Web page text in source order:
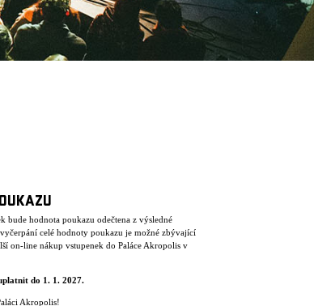
bude hodnota poukazu odečtena z výsledné
celé hodnoty poukazu je možné zbývající
on-line nákup vstupenek do Paláce Akropolis v
do 1. 1. 2027.
Akropolis!